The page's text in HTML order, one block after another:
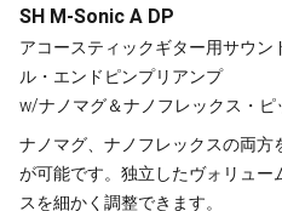
SH M-Sonic A DP
アコースティックギター用サウ
ル・エンドピンプリアンプ
w/ナノマグ＆ナノフレックス・ピ
ナノマグ、ナノフレックスの両方
が可能です。独立したヴォリュ
スを細かく調整できます。